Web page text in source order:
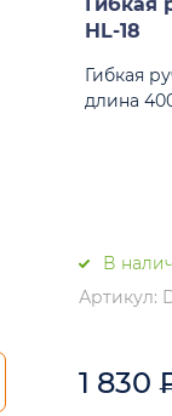
HL-18
Гибкая
длина
В
Артикул:
1 830